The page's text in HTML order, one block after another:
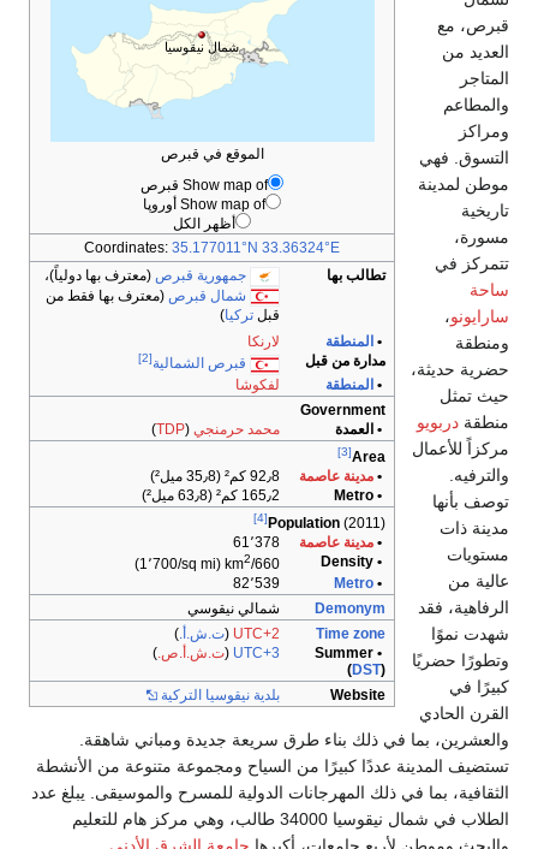
الموقع في قبرص
Show map of قبرص
Coordinates:
35.177011°N
جمهورية قبرص(معترف بها دولياً)،
(معترف بها فقط من
قبلتركيا
لارنكا
قبرص الشمالية [2]
لفكوشا
محمد حرمنجي
TDP
)
92٫8 كم² (35٫8 ميل²)
165٫2 كم² (63٫8 ميل²)
660/km
2
82٬539
شمالي نيقوسي
UTC+2
(
)
UTC+3 ت.ش.أ.ص.)
بلدية نيقوسيا التركية
طرق سريعة جديدة ومباني شاهقة.
من السياح ومجموعة متنوعة من الأنشطة
الدولية للمسرح والموسيقى. يبلغ عدد
الطلاب في شمال نيقوسيا 34000 طالب، وهي مركز هام للتعليم